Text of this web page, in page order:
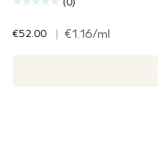
€52.00 | €1.16/ml